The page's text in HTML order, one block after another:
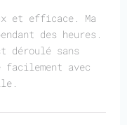
et efficace. Ma
des heures.
déroulé sans
avec